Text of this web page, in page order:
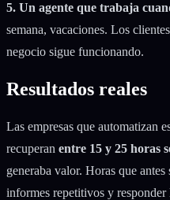
5. Un agente que trabaja
semana, vacaciones. Los
negocio sigue funcionando.
Resultados reales
Las empresas que automatizan
recuperan entre 15 y 25 horas
generaba valor. Horas que
informes repetitivos y responder